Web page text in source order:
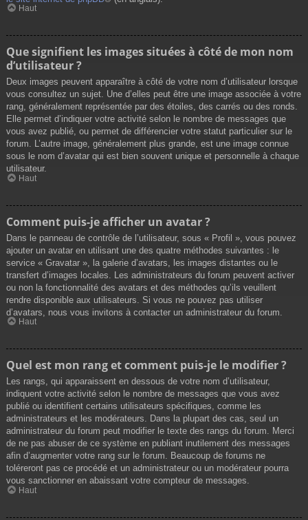
Haut
Que signifient les images situées à côté de mon nom
d’utilisateur ?
Deux images peuvent apparaître à côté de votre nom d’utilisateur lorsque
vous consultez un sujet. Une d’elles peut être une image associée à votre
rang, généralement représentée par des étoiles, des carrés ou des ronds.
Elle permet d’indiquer votre activité selon le nombre de messages que
vous avez publié, ou permet de différencier votre statut particulier sur le
forum. L’autre image, généralement plus grande, est une image connue
sous le nom d’avatar qui est bien souvent unique et personnelle à chaque
utilisateur.
Haut
Comment puis-je afficher un avatar ?
Dans le panneau de contrôle de l’utilisateur, sous « Profil », vous pouvez
ajouter un avatar en utilisant une des quatre méthodes suivantes : le
service « Gravatar », la galerie d’avatars, les images distantes ou le
transfert d’images locales. Les administrateurs du forum peuvent activer
ou non la fonctionnalité des avatars et des méthodes qu’ils veuillent
rendre disponible aux utilisateurs. Si vous ne pouvez pas utiliser
d’avatars, nous vous invitons à contacter un administrateur du forum.
Haut
Quel est mon rang et comment puis-je le modifier ?
Les rangs, qui apparaissent en dessous de votre nom d’utilisateur,
indiquent votre activité selon le nombre de messages que vous avez
publié ou identifient certains utilisateurs spécifiques, comme les
administrateurs et les modérateurs. Dans la plupart des cas, seul un
administrateur du forum peut modifier le texte des rangs du forum. Merci
de ne pas abuser de ce système en publiant inutilement des messages
afin d’augmenter votre rang sur le forum. Beaucoup de forums ne
toléreront pas ce procédé et un administrateur ou un modérateur pourra
vous sanctionner en abaissant votre compteur de messages.
Haut